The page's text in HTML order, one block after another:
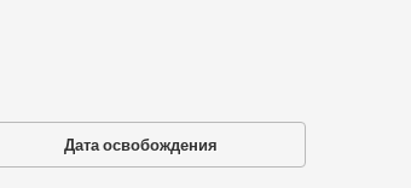
Дата освобождения